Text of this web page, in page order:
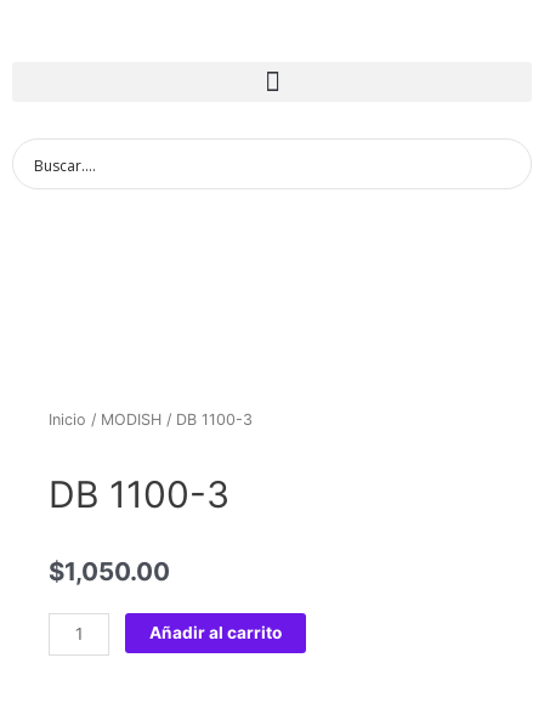
Inicio / MODISH / DB 1100-3
DB 1100-3
$1,050.00
Añadir al carrito